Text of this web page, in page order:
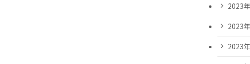
2023
2023
2023